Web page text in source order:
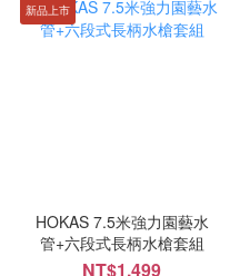
新品上市
HOKAS 7.5米強力園藝水
管+六段式長柄水槍套組
NT$1,499